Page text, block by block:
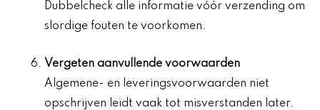
Dubbelcheck alle informatie vóór verzending om
slordige fouten te voorkomen.
Vergeten aanvullende voorwaarden
Algemene- en leveringsvoorwaarden niet
opschrijven leidt vaak tot misverstanden later.